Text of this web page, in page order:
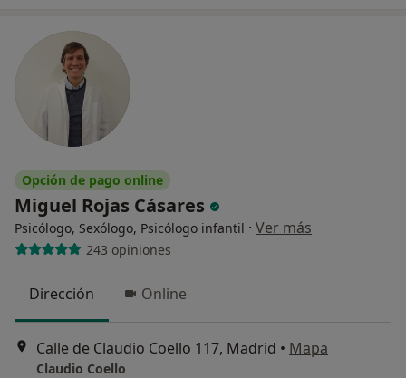
Opción de pago online
Miguel Rojas Cásares
Psicólogo, Sexólogo, Psicólogo infantil · Ver más
243 opiniones
Dirección Online
Calle de Claudio Coello 117, Madrid • Mapa
Claudio Coello